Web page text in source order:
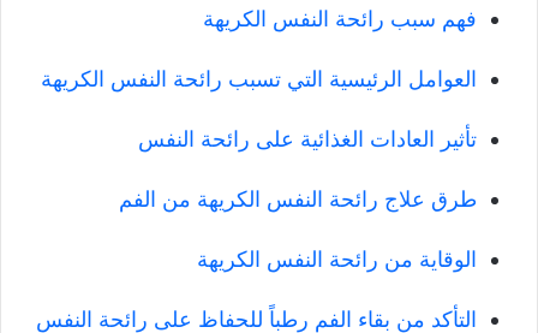
فهم سبب رائحة النفس الكريهة
العوامل الرئيسية التي تسبب رائحة النفس الكريهة
تأثير العادات الغذائية على رائحة النفس
طرق علاج رائحة النفس الكريهة من الفم
الوقاية من رائحة النفس الكريهة
التأكد من بقاء الفم رطباً للحفاظ على رائحة النفس